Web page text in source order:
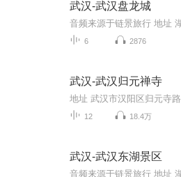
武汉-武汉盘龙城
6 2876
武汉-武汉归元禅寺
12 18.4万
武汉-武汉东湖景区